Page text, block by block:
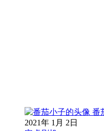
番
2021年 1月 2日